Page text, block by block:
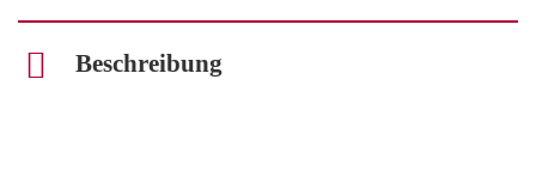
Beschreibung